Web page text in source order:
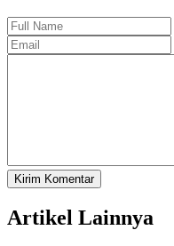
Kirim Komentar
Artikel Lainnya